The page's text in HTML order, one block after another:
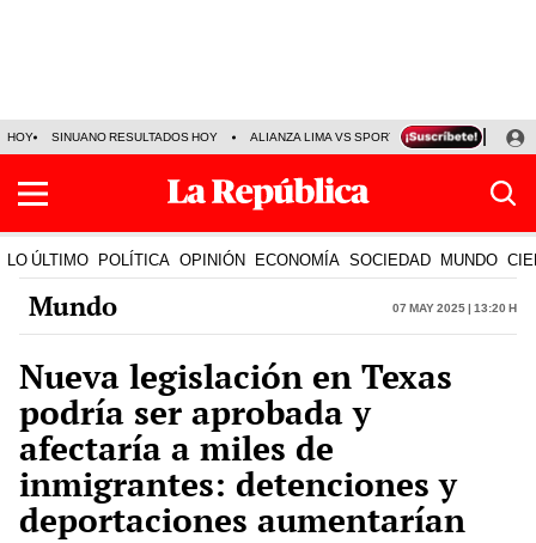
HOY SINUANO RESULTADOS HOY ALIANZA LIMA VS SPORT BOYS JORGE
LO ÚLTIMO POLÍTICA OPINIÓN ECONOMÍA SOCIEDAD MUNDO
Mundo 07 May 2025 | 13:20 h
Nueva legislación en Texas
podría ser aprobada y
afectaría a miles de
inmigrantes: detenciones y
deportaciones aumentarían